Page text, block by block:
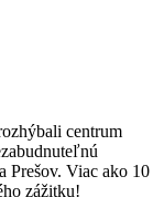
centrum
Prešov. Viac ako 10
zážitku!